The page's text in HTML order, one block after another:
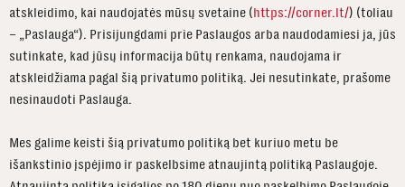
atskleidimo, kai naudojatės mūsų svetaine (https://corner.lt/) (toliau
– „Paslauga“). Prisijungdami prie Paslaugos arba naudodamiesi ja, jūs
sutinkate, kad jūsų informacija būtų renkama, naudojama ir
atskleidžiama pagal šią privatumo politiką. Jei nesutinkate, prašome
nesinaudoti Paslauga.
Mes galime keisti šią privatumo politiką bet kuriuo metu be
išankstinio įspėjimo ir paskelbsime atnaujintą politiką Paslaugoje.